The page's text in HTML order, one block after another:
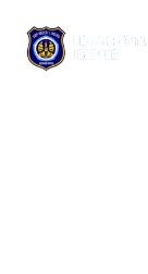
konten